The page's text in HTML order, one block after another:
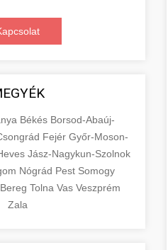
Békés Borsod-Abaúj-
Fejér Győr-Moson-
Jász-Nagykun-Szolnok
Nógrád Pest Somogy
Tolna Vas Veszprém
Zala